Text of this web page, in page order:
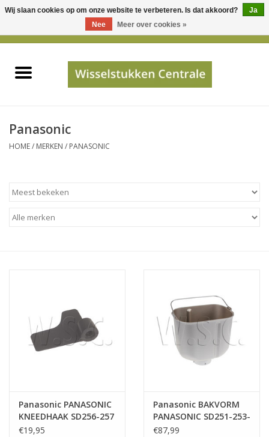
Gebruik
de
pijltjes
op
en
neer
zoekresultaat
werkt,
PRIJSAANVRAAG
SHOP
Panasonic
HOME/ MERKEN / PANASONIC
Panasonic PANASONIC
KNEEDHAAK SD256-257
SD2500 SD2501
€19,95
Panasonic BAKVORM
PANASONIC SD251-253-
254-255
€87,99
Wij slaan cookies op om onze website te verbeteren. Is dat akkoord?
Ja
Nee
Meer over cookies »